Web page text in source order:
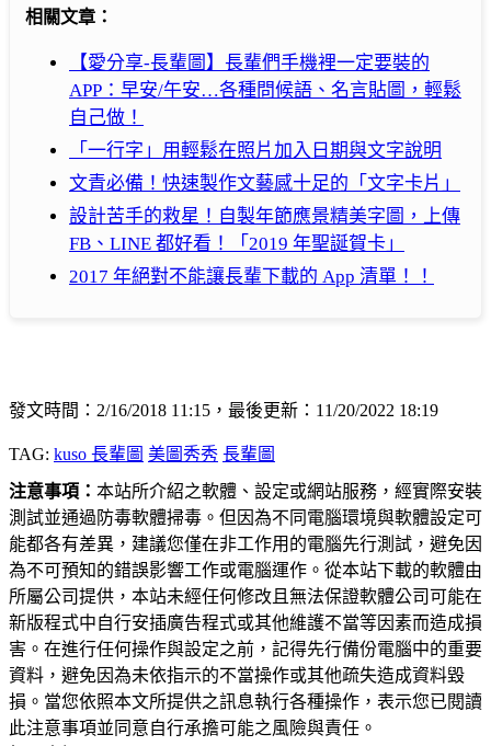
相關文章：
【愛分享-長輩圖】長輩們手機裡一定要裝的
APP：早安/午安…各種問候語、名言貼圖，輕鬆
自己做！
「一行字」用輕鬆在照片加入日期與文字說明
文青必備！快速製作文藝感十足的「文字卡片」
設計苦手的救星！自製年節應景精美字圖，上傳
FB、LINE 都好看！「2019 年聖誕賀卡」
2017 年絕對不能讓長輩下載的 App 清單！！
發文時間：2/16/2018 11:15，最後更新：11/20/2022 18:19
TAG: kuso 長輩圖 美圖秀秀 長輩圖
注意事項： 本站所介紹之軟體、設定或網站服務，經實際安裝
測試並通過防毒軟體掃毒。但因為不同電腦環境與軟體設定可
能都各有差異，建議您僅在非工作用的電腦先行測試，避免因
為不可預知的錯誤影響工作或電腦運作。從本站下載的軟體由
所屬公司提供，本站未經任何修改且無法保證軟體公司可能在
新版程式中自行安插廣告程式或其他維護不當等因素而造成損
害。在進行任何操作與設定之前，記得先行備份電腦中的重要
資料，避免因為未依指示的不當操作或其他疏失造成資料毀
損。當您依照本文所提供之訊息執行各種操作，表示您已閱讀
此注意事項並同意自行承擔可能之風險與責任。